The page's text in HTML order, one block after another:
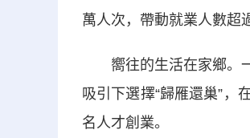
萬人次，帶動就業人數超
嚮往的生活在家鄉。一
吸引下選擇“歸雁還巢”，
名人才創業。